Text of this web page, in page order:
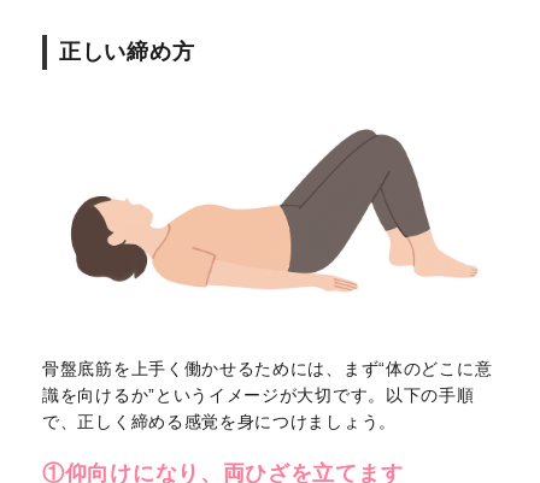
正しい締め方
骨盤底筋を上手く働かせるためには、まず“体のどこに意
識を向けるか”というイメージが大切です。以下の手順
で、正しく締める感覚を身につけましょう。
①仰向けになり、両ひざを立てます